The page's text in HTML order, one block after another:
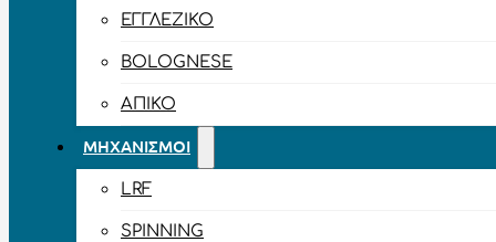
ΕΓΓΛΈΖΙΚΟ
BOLOGNESE
ΑΠΊΚΟ
ΜΗΧΑΝΙΣΜΟΊ
LRF
SPINNING